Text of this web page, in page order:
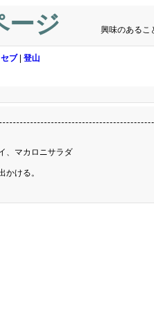
ージ 興味のあるこ
セブ| 登山
、マカロニサラダ
かける。